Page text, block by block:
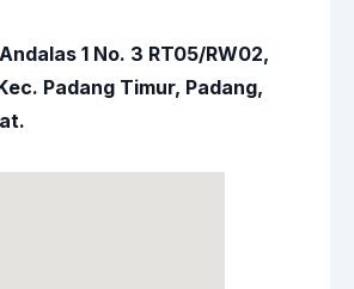
1 No. 3 RT05/RW02,
Padang Timur, Padang,